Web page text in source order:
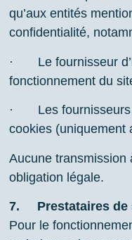
qu’aux entités
confidentialité,
· Le fournisseur
fonctionnement du
· Les fournisseurs
cookies (uniquement
Aucune transmission
obligation légale.
7.
Prestataires
Pour le